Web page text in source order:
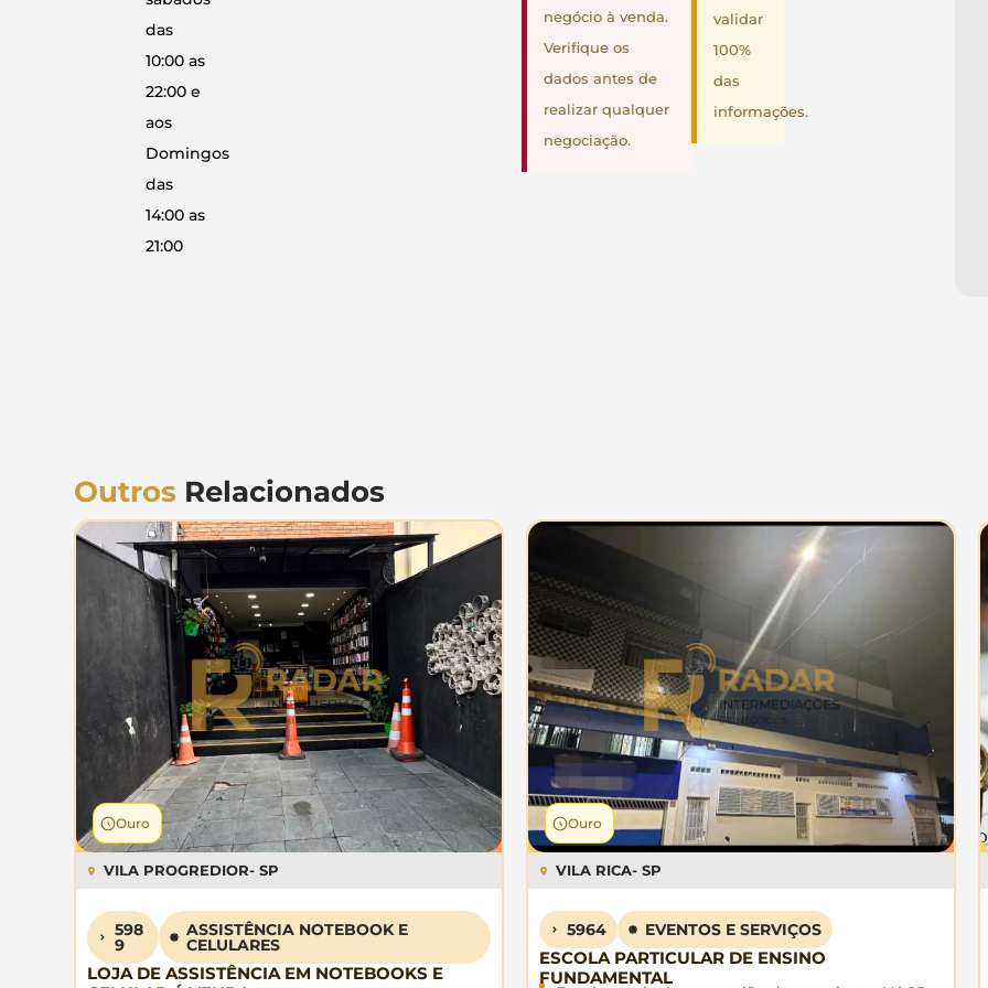
das
10:00 as
22:00 e
aos
Domingos
das
14:00 as
21:00
negócio à venda.
Verifique os
dados antes de
realizar qualquer
negociação.
validar
100%
das
informações.
Outros Relacionados
Ouro
VILA PROGREDIOR- SP
598
9
ASSISTÊNCIA NOTEBOOK E
CELULARES
LOJA DE ASSISTÊNCIA EM NOTEBOOKS E
Ouro
VILA RICA- SP
5964 EVENTOS E SERVIÇOS
ESCOLA PARTICULAR DE ENSINO
FUNDAMENTAL